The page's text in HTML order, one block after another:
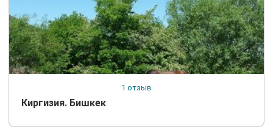
1 отзыв
Киргизия. Бишкек